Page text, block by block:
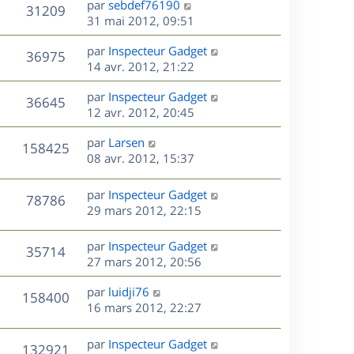
e
s
a
g
e
m
e
s
s
a
g
e
i
e
r
m
e
s
s
a
g
e
31209V
u
D
e
r
n
i
e
r
m
e
s
s
a
g
e
par sebdef76190
31 mai 2012, 09:51
36975V
u
s
D
e
r
n
i
e
r
m
e
s
s
e
par Inspecteur Gadget
14 avr. 2012, 21:22
36645V
u
e
D
e
r
n
i
r
m
s
a
e
par Inspecteur Gadget
12 avr. 2012, 20:45
158425V
u
s
D
e
i
e
r
m
e
s
a
g
e
par Larsen
08 avr. 2012, 15:37
78786V
u
e
D
e
n
i
e
r
m
par Inspecteur Gadget
29 mars 2012, 22:15
35714V
u
e
D
e
r
n
i
e
r
par Inspecteur Gadget
27 mars 2012, 20:56
158400V
u
D
e
n
par luidji76
16 mars 2012, 22:27
132921
D
par Inspecteur Gadget